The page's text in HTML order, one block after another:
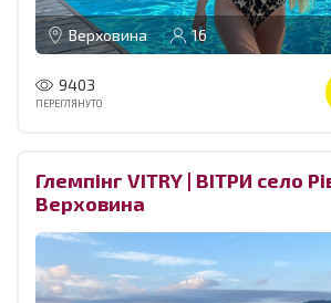
Верховина 16
9403
ПЕРЕГЛЯНУТО
Глемпінг VITRY | ВІТРИ село
Верховина